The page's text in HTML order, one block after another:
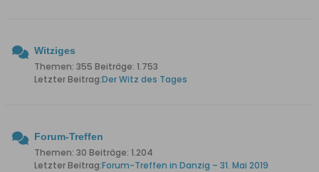
Witziges
Themen: 355 Beiträge: 1.753
Letzter Beitrag:Der Witz des Tages
Forum-Treffen
Themen: 30 Beiträge: 1.204
Letzter Beitrag:Forum-Treffen in Danzig – 31. Mai 2019